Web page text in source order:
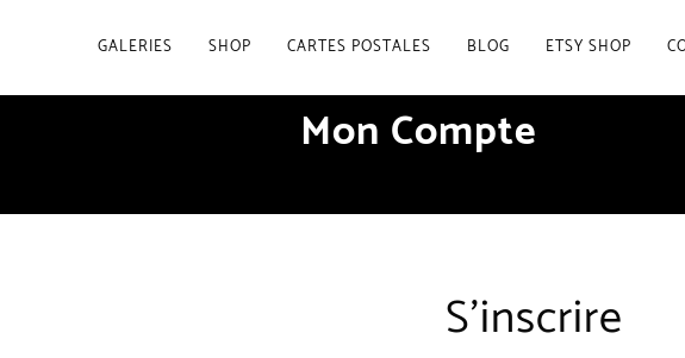
GALERIES SHOP CARTES POSTALES BLOG ETSY SHOP
Mon Compte
S’inscrire